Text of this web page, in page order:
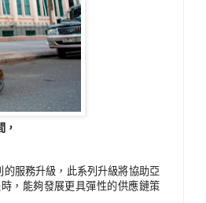
，
的服務升級，此系列升級將協助亞
，能夠發展更具彈性的供應鏈策